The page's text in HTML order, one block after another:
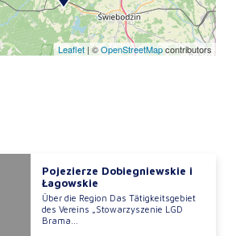
Leaflet | ©OpenStreetMapcontributors
Pojezierze Dobiegniewskie i
Łagowskie
Über die Region Das Tätigkeitsgebiet
des Vereins „Stowarzyszenie LGD
Brama...